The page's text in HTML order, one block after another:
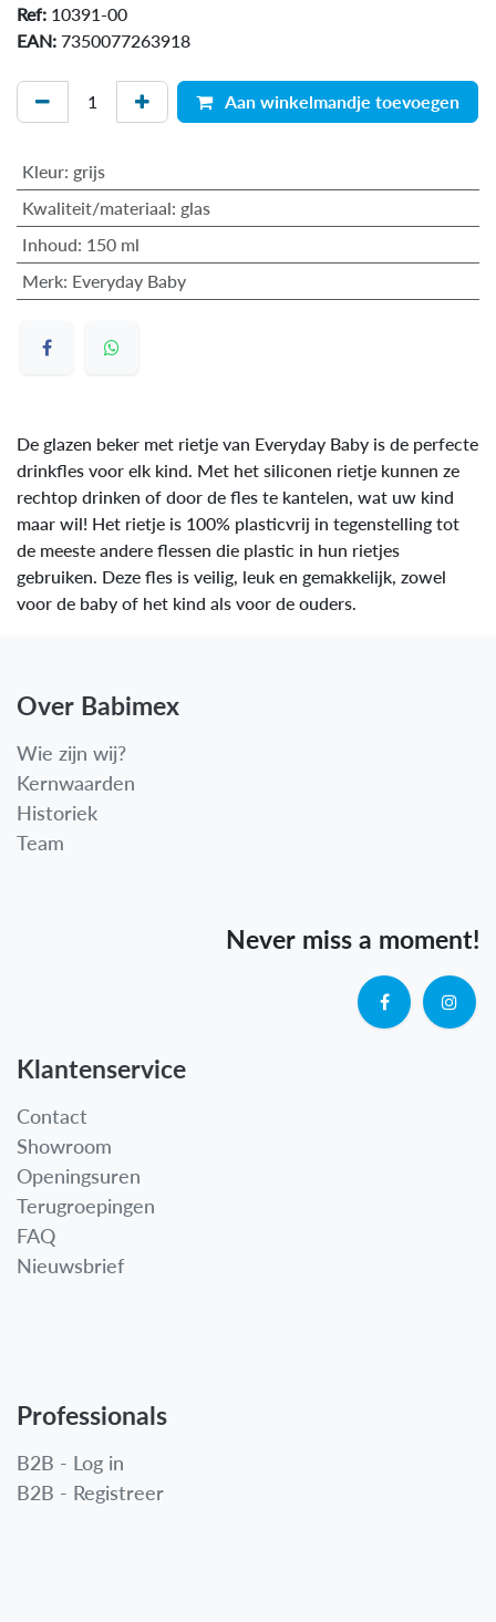
Ref: 10391-00
EAN: 7350077263918
Aan winkelmandje toevoegen
Kleur: grijs
Kwaliteit/materiaal: glas
Inhoud: 150 ml
Merk: Everyday Baby
De glazen beker met rietje van Everyday Baby is de perfecte
drinkfles voor elk kind. Met het siliconen rietje kunnen ze
rechtop drinken of door de fles te kantelen, wat uw kind
maar wil! Het rietje is 100% plasticvrij in tegenstelling tot
de meeste andere flessen die plastic in hun rietjes
gebruiken. Deze fles is veilig, leuk en gemakkelijk, zowel
voor de baby of het kind als voor de ouders.
Over Babimex
Wie zijn wij?
Kernwaarden
Historiek
Team
Never miss a moment!
Klantenservice
Contact
Showroom
Openingsuren
Terugroepingen
FAQ
Nieuwsbrief
Professionals
B2B - Log in
B2B - Registreer